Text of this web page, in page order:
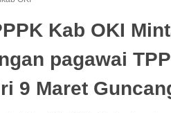
Kab OKI
pagawai
9 Maret